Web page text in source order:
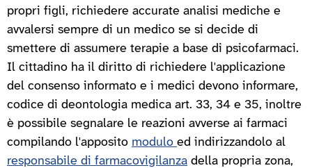
propri figli, richiedere accurate analisi mediche e
avvalersi sempre di un medico se si decide di
smettere di assumere terapie a base di psicofarmaci.
Il cittadino ha il diritto di richiedere l'applicazione
del consenso informato e i medici devono informare,
codice di deontologia medica art. 33, 34 e 35, inoltre
è possibile segnalare le reazioni avverse ai farmaci
compilando l'apposito modulo ed indirizzandolo al
responsabile di farmacovigilanza della propria zona,